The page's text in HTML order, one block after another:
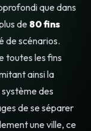
que dans
de 80 fins
de scénarios.
toutes les fins
ainsi la
des
de se séparer
une ville, ce